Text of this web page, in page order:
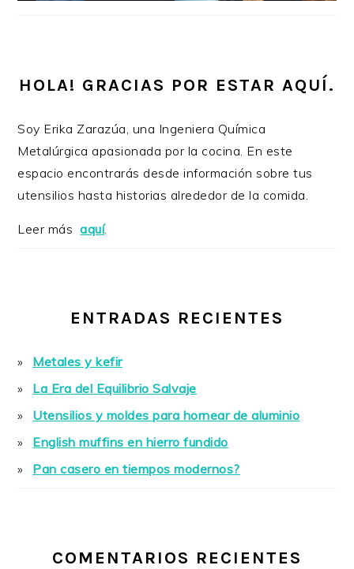
HOLA! GRACIAS POR ESTAR AQUÍ.
Soy Erika Zarazúa, una Ingeniera Química
Metalúrgica apasionada por la cocina. En este
espacio encontrarás desde información sobre tus
utensilios hasta historias alrededor de la comida.
Leer másaquí.
ENTRADAS RECIENTES
Metales y kefir
La Era del Equilibrio Salvaje
Utensilios y moldes para hornear de aluminio
English muffins en hierro fundido
Pan casero en tiempos modernos?
COMENTARIOS RECIENTES